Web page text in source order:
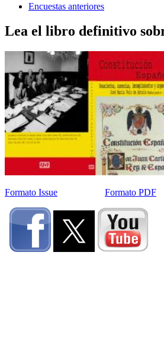
Encuestas anteriores
Lea el libro definitivo
Formato Issue Formato PDF